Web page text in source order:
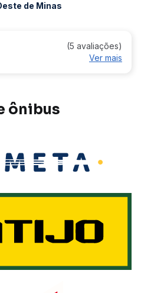
de Minas
(5 avaliações)
Ver mais
ônibus